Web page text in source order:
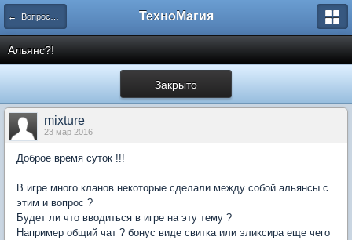
← Вопросы разработчикам ТехноМагия
Альянс?!
Закрыто
mixture
23 мар 2016
Доброе время суток !!!
В игре много кланов некоторые сделали между собой альянсы с
этим и вопрос ?
Будет ли что вводиться в игре на эту тему ?
Например общий чат ? бонус виде свитка или эликсира еще чего